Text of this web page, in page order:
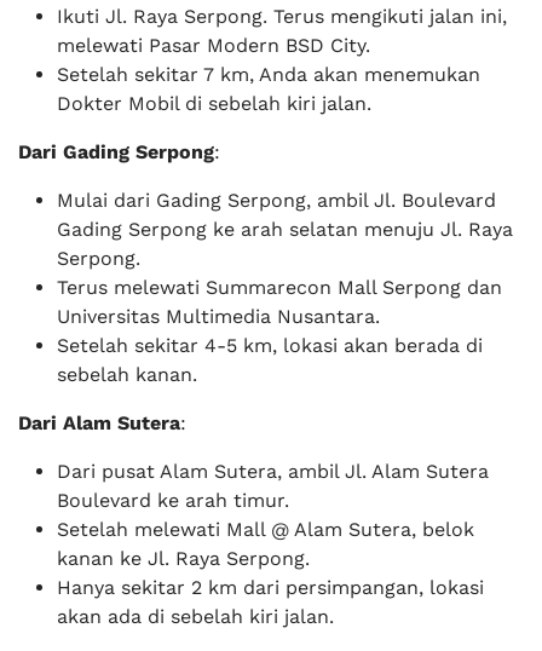
Ikuti Jl. Raya Serpong. Terus mengikuti jalan ini,
melewati Pasar Modern BSD City.
Setelah sekitar 7 km, Anda akan menemukan
Dokter Mobil di sebelah kiri jalan.
Dari Gading Serpong:
Mulai dari Gading Serpong, ambil Jl. Boulevard
Gading Serpong ke arah selatan menuju Jl. Raya
Serpong.
Terus melewati Summarecon Mall Serpong dan
Universitas Multimedia Nusantara.
Setelah sekitar 4-5 km, lokasi akan berada di
sebelah kanan.
Dari Alam Sutera:
Dari pusat Alam Sutera, ambil Jl. Alam Sutera
Boulevard ke arah timur.
Setelah melewati Mall @ Alam Sutera, belok
kanan ke Jl. Raya Serpong.
Hanya sekitar 2 km dari persimpangan, lokasi
akan ada di sebelah kiri jalan.